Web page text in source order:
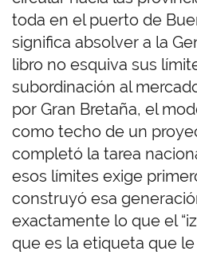
toda en el puerto de
significa absolver a la
libro no esquiva sus
subordinación al
por Gran Bretaña, el
como techo de un
completó la tarea
esos límites exige
construyó esa
exactamente lo que el
que es la etiqueta que